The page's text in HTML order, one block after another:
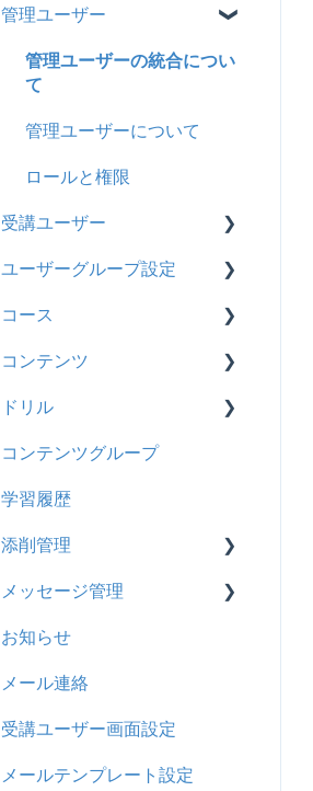
トライアル
カスタマイズ
ティ
料金
管理ユーザー・受講ユー
2026年8月アップデート
2026年2月アップデート
管理ユーザー
管理ユーザーの統合につい
て
管理ユーザーについて
ロールと権限
受講ユーザー
基本操作
【新レイアウト】受講ユー
編集について
ユーザーグループ設定
【新レイアウト】ユーザー
グループ設定
コース
基本操作
新レイアウト
旧レイアウト
コース詳細設定の参考
ストレスチェック
CSVについて
コンテンツ
ビデオ
ドキュメント
多言語表示
リンク
ドリル
概要
問題について
ドリルについて
【問題・ドリル】の参考
ドリルスキンについて
問題属性
コンテンツグループ
学習履歴
添削管理
概要
基本操作
採点権限のみを持ったユー
ユーザ
メッセージ管理
基本操作
リンクメッセージスレッド
お知らせ
メール連絡
受講ユーザー画面設定
メールテンプレート設定